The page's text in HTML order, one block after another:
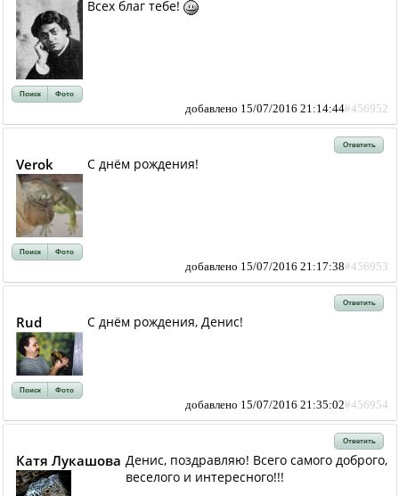
Всех благ тебе!
Поиск Фото
добавлено 15/07/2016 21:14:44#456952
Ответить
Verok С днём рождения!
Поиск Фото
добавлено 15/07/2016 21:17:38#456953
Ответить
Rud С днём рождения, Денис!
Поиск Фото
добавлено 15/07/2016 21:35:02#456954
Ответить
Катя Лукашова Денис, поздравляю! Всего самого доброго,
веселого и интересного!!!